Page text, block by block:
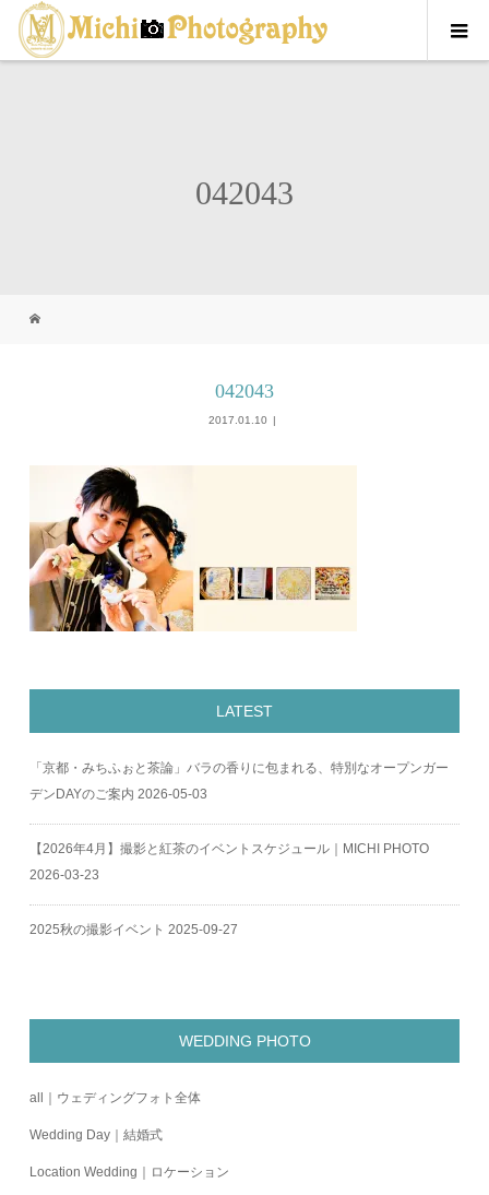
042043
042043
2017.01.10
LATEST
「京都・みちふぉと茶論」バラの香りに包まれる、特別なオープンガー
デンDAYのご案内 2026-05-03
【2026年4月】撮影と紅茶のイベントスケジュール｜MICHI PHOTO
2026-03-23
2025秋の撮影イベント 2025-09-27
WEDDING PHOTO
all｜ウェディングフォト全体
Wedding Day｜結婚式
Location Wedding｜ロケーション